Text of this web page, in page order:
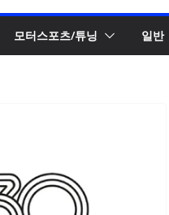
모터스포츠/튜닝 일반